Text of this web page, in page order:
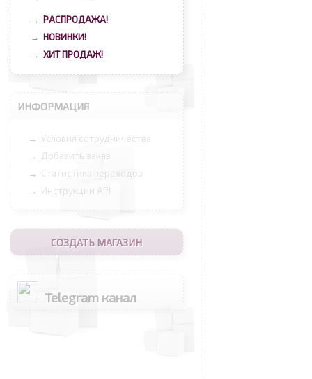
→ РАСПРОДАЖА!
→ НОВИНКИ!
→ ХИТ ПРОДАЖ!
ИНФОРМАЦИЯ
→ Условия сотрудничества
→ Добавить заказ
→ Статистика переходов
→ Инструкции API
СОЗДАТЬ МАГАЗИН
Telegram канал